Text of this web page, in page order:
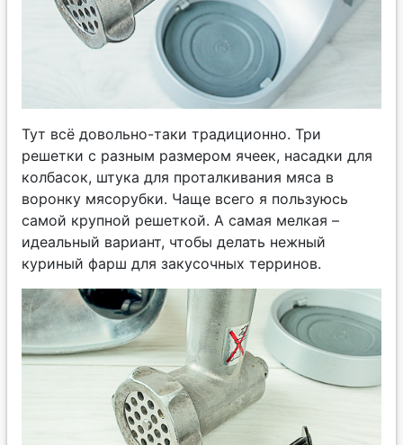
Тут всё довольно-таки традиционно. Три
решетки с разным размером ячеек, насадки для
колбасок, штука для проталкивания мяса в
воронку мясорубки. Чаще всего я пользуюсь
самой крупной решеткой. А самая мелкая –
идеальный вариант, чтобы делать нежный
куриный фарш для закусочных терринов.